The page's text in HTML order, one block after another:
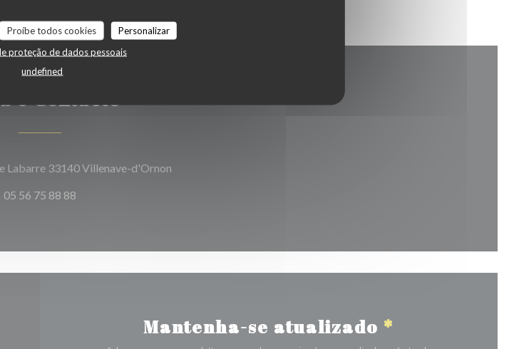
Proíbe todos cookies
Personalizar
proteção de dados pessoais
undefined
e Contacto
Labarre 33140 Villenave-d'Ornon((abre numa nova janela))
05 56 75 88 88
Mantenha-se atualizado *